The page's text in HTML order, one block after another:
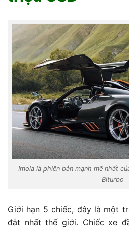
Imola là phiên bản mạnh mẽ nhất
Biturbo
Giới hạn 5 chiếc, đây là một
đắt nhất thế giới. Chiếc xe